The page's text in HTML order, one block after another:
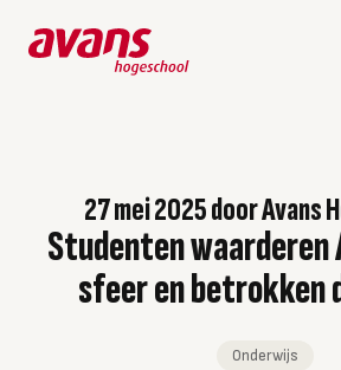
27 mei 2025doorAvans
Studenten waarderen
sfeer en betrokken
Onderwijs